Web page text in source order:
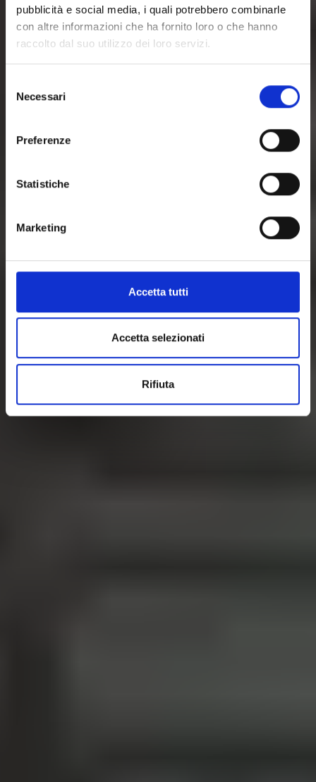
pubblicità e social media, i quali potrebbero combinarle
con altre informazioni che ha fornito loro o che hanno
raccolto dal suo utilizzo dei loro servizi.
delNecessari
Preferenze
Statistiche
Marketing
Accetta tutti
Accetta selezionati
Rifiuta